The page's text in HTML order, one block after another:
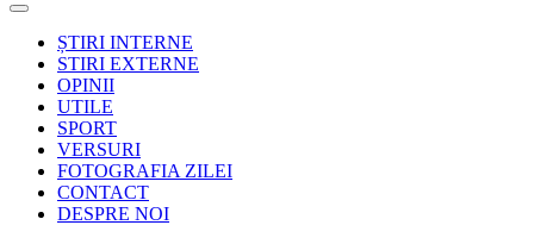
ȘTIRI INTERNE
STIRI EXTERNE
OPINII
UTILE
SPORT
VERSURI
FOTOGRAFIA ZILEI
CONTACT
DESPRE NOI